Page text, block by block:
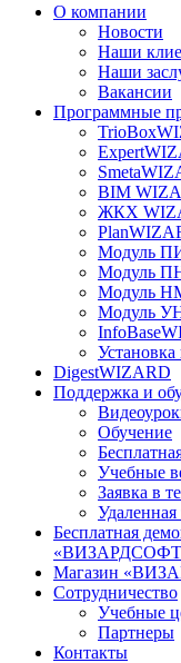
О компании
Новости
Наши
Наши
Вакансии
Программные
BIM
ЖКХ
Модуль
Модуль
Модуль
Модуль
DigestWIZARD
Поддержка и
Обучение
Учебные
Заявка в
Удаленная
Бесплатная
Магазин
Сотрудничество
Учебные
Партнеры
Контакты